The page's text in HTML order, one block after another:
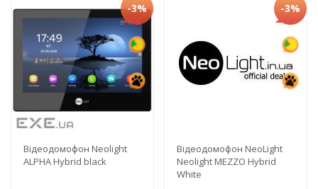
-3%
Відеодомофон Neolight
ALPHA Hybrid black
-3%
Відеодомофон NeoLight
Neolight MEZZO Hybrid
White